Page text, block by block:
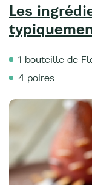
Les
1 bouteille de
4 poires